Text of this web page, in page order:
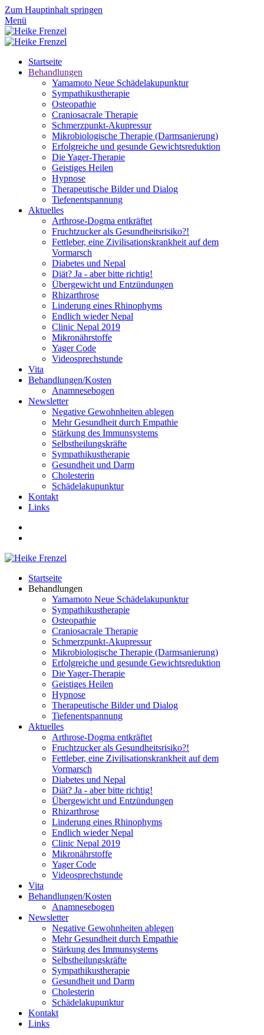
Zum Hauptinhalt springen
Menü
Startseite
Behandlungen
Yamamoto Neue Schädelakupunktur
Sympathikustherapie
Osteopathie
Craniosacrale Therapie
Schmerzpunkt-Akupressur
Mikrobiologische Therapie (Darmsanierung)
Erfolgreiche und gesunde Gewichtsreduktion
Die Yager-Therapie
Geistiges Heilen
Hypnose
Therapeutische Bilder und Dialog
Tiefenentspannung
Aktuelles
Arthrose-Dogma entkräftet
Fruchtzucker als Gesundheitsrisiko?!
Fettleber, eine Zivilisationskrankheit auf dem
Vormarsch
Diabetes und Nepal
Diät? Ja - aber bitte richtig!
Übergewicht und Entzündungen
Rhizarthrose
Linderung eines Rhinophyms
Endlich wieder Nepal
Clinic Nepal 2019
Mikronährstoffe
Yager Code
Videosprechstunde
Vita
Behandlungen/Kosten
Anamnesebogen
Newsletter
Negative Gewohnheiten ablegen
Mehr Gesundheit durch Empathie
Stärkung des Immunsystems
Selbstheilungskräfte
Sympathikustherapie
Gesundheit und Darm
Cholesterin
Schädelakupunktur
Kontakt
Links
Startseite
Behandlungen
Yamamoto Neue Schädelakupunktur
Sympathikustherapie
Osteopathie
Craniosacrale Therapie
Schmerzpunkt-Akupressur
Mikrobiologische Therapie (Darmsanierung)
Erfolgreiche und gesunde Gewichtsreduktion
Die Yager-Therapie
Geistiges Heilen
Hypnose
Therapeutische Bilder und Dialog
Tiefenentspannung
Aktuelles
Arthrose-Dogma entkräftet
Fruchtzucker als Gesundheitsrisiko?!
Fettleber, eine Zivilisationskrankheit auf dem
Vormarsch
Diabetes und Nepal
Diät? Ja - aber bitte richtig!
Übergewicht und Entzündungen
Rhizarthrose
Linderung eines Rhinophyms
Endlich wieder Nepal
Clinic Nepal 2019
Mikronährstoffe
Yager Code
Videosprechstunde
Vita
Behandlungen/Kosten
Anamnesebogen
Newsletter
Negative Gewohnheiten ablegen
Mehr Gesundheit durch Empathie
Stärkung des Immunsystems
Selbstheilungskräfte
Sympathikustherapie
Gesundheit und Darm
Cholesterin
Schädelakupunktur
Kontakt
Links